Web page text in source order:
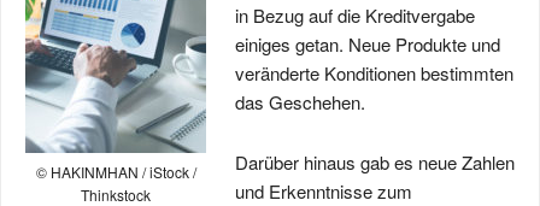
© HAKINMHAN / iStock /
Thinkstock
in Bezug auf die Kreditvergabe
einiges getan. Neue Produkte und
veränderte Konditionen bestimmten
das Geschehen.
Darüber hinaus gab es neue Zahlen
und Erkenntnisse zum